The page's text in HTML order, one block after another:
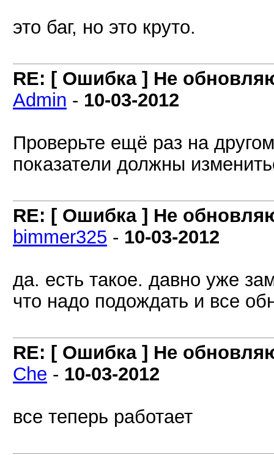
это баг, но это круто.
RE: [ Ошибка ] Не
Admin - 10-03-2012
Проверьте ещё раз на
показатели должны
RE: [ Ошибка ] Не
bimmer325 - 10-03-2012
да. есть такое. давно уже
что надо подождать и все
RE: [ Ошибка ] Не
Che - 10-03-2012
все теперь работает